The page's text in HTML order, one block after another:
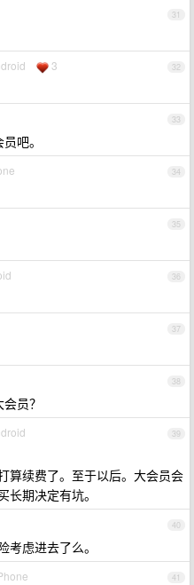
31
32
3
33
吧。
34
35
36
37
38
员？
39
算续费了。至于以后。大会员会
期决定有坑。
40
虑进去了么。
41